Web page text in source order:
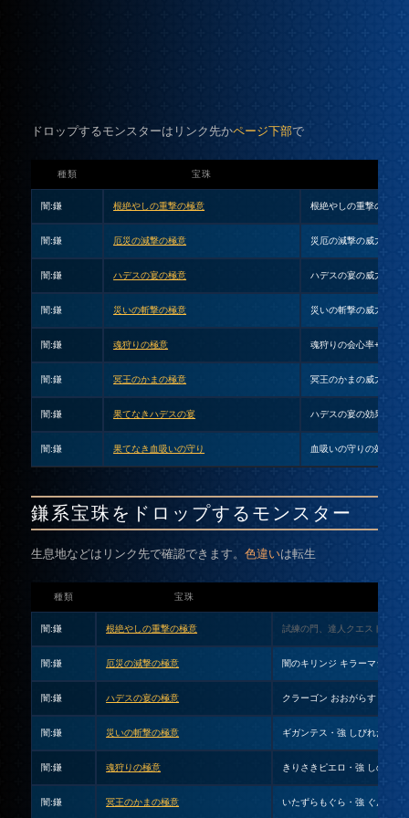
ドロップするモンスターはリンク先かページ下部で
種類 宝珠
闇:鎌 根絶やしの重撃の極意 根絶やしの重撃の威力
闇:鎌 厄災の減撃の極意 災厄の減撃の威力
闇:鎌 ハデスの宴の極意 ハデスの宴の威力
闇:鎌 災いの斬撃の極意 災いの斬撃の威力
闇:鎌 魂狩りの極意 魂狩りの会心率+5%(1)
闇:鎌 冥王のかまの極意 冥王のかまの威力
闇:鎌 果てなきハデスの宴 ハデスの宴の効果時間
闇:鎌 果てなき血吸いの守り 血吸いの守りの効果時
鎌系宝珠をドロップするモンスター
生息地などはリンク先で確認できます。色違いは転生
種類 宝珠
闇:鎌 根絶やしの重撃の極意 試練の門、達人クエスト、魔
闇:鎌 厄災の減撃の極意 闇のキリンジ キラーマシン・
闇:鎌 ハデスの宴の極意 クラーゴン おおがらす
闇:鎌 災いの斬撃の極意 ギガンテス・強 しびれだんび
闇:鎌 魂狩りの極意 きりさきピエロ・強 しのどれ
闇:鎌 冥王のかまの極意 いたずらもぐら・強 ぐんたい